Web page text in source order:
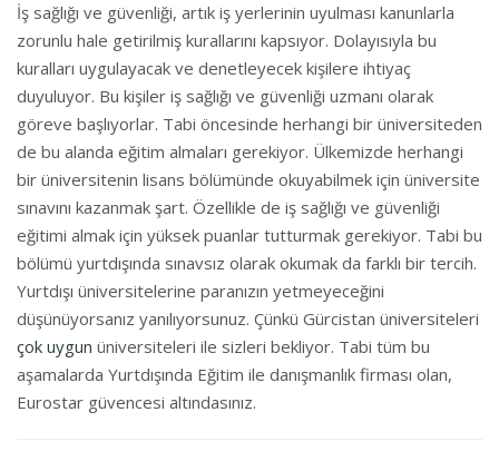
İş sağlığı ve güvenliği, artık iş yerlerinin uyulması kanunlarla
zorunlu hale getirilmiş kurallarını kapsıyor. Dolayısıyla bu
kuralları uygulayacak ve denetleyecek kişilere ihtiyaç
duyuluyor. Bu kişiler iş sağlığı ve güvenliği uzmanı olarak
göreve başlıyorlar. Tabi öncesinde herhangi bir üniversiteden
de bu alanda eğitim almaları gerekiyor. Ülkemizde herhangi
bir üniversitenin lisans bölümünde okuyabilmek için üniversite
sınavını kazanmak şart. Özellikle de iş sağlığı ve güvenliği
eğitimi almak için yüksek puanlar tutturmak gerekiyor. Tabi bu
bölümü yurtdışında sınavsız olarak okumak da farklı bir tercih.
Yurtdışı üniversitelerine paranızın yetmeyeceğini
düşünüyorsanız yanılıyorsunuz. Çünkü Gürcistan üniversiteleri
çok uygun üniversiteleri ile sizleri bekliyor. Tabi tüm bu
aşamalarda Yurtdışında Eğitim ile danışmanlık firması olan,
Eurostar güvencesi altındasınız.